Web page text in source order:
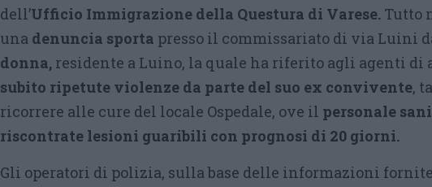
dell’Ufficio Immigrazione della Questura di Varese. Tutto
una denuncia sporta presso il commissariato di via Luini
donna, residente a Luino, la quale ha riferito agli agenti di
subito ripetute violenze da parte del suo ex convivente,
ricorrere alle cure del locale Ospedale, ove il personale
riscontrate lesioni guaribili con prognosi di 20 giorni.
Gli operatori di polizia, sulla base delle informazioni